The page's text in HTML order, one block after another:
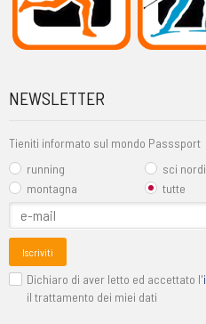
NEWSLETTER
Tieniti informato sul mondo Passsport
running
sci
montagna
tutte
Iscriviti
Dichiaro di aver letto ed accettato l'
il trattamento dei miei dati